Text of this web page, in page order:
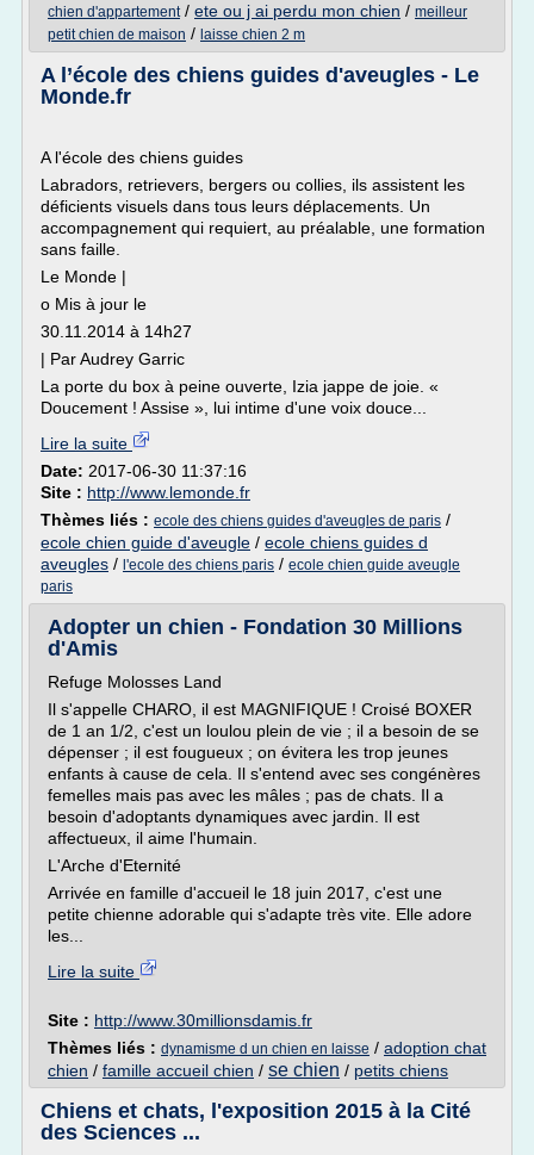
chien d'appartement/ ete ou j ai perdu mon chien / meilleur
petit chien de maison / laisse chien 2 m
A l’école des chiens guides d'aveugles - Le
Monde.fr
A l'école des chiens guides
Labradors, retrievers, bergers ou collies, ils assistent les
déficients visuels dans tous leurs déplacements. Un
accompagnement qui requiert, au préalable, une formation
sans faille.
Le Monde |
o Mis à jour le
30.11.2014 à 14h27
| Par Audrey Garric
La porte du box à peine ouverte, Izia jappe de joie. «
Doucement ! Assise », lui intime d'une voix douce...
Lire la suite
Date: 2017-06-30 11:37:16
Site : http://www.lemonde.fr
Thèmes liés : ecole des chiens guides d'aveugles de paris /
ecole chien guide d'aveugle / ecole chiens guides d
aveugles / l'ecole des chiens paris / ecole chien guide aveugle
paris
Adopter un chien - Fondation 30 Millions
d'Amis
Refuge Molosses Land
Il s'appelle CHARO, il est MAGNIFIQUE ! Croisé BOXER
de 1 an 1/2, c'est un loulou plein de vie ; il a besoin de se
dépenser ; il est fougueux ; on évitera les trop jeunes
enfants à cause de cela. Il s'entend avec ses congénères
femelles mais pas avec les mâles ; pas de chats. Il a
besoin d'adoptants dynamiques avec jardin. Il est
affectueux, il aime l'humain.
L'Arche d'Eternité
Arrivée en famille d'accueil le 18 juin 2017, c'est une
petite chienne adorable qui s'adapte très vite. Elle adore
les...
Lire la suite
Site : http://www.30millionsdamis.fr
Thèmes liés : dynamisme d un chien en laisse / adoption chat
chien / famille accueil chien / se chien / petits chiens
Chiens et chats, l'exposition 2015 à la Cité
des Sciences ...